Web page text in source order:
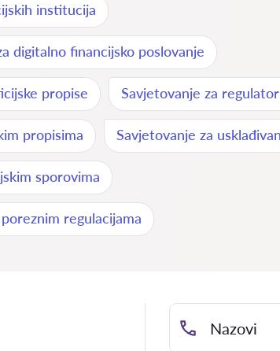
institucija
digitalno financijsko poslovanje
propise Savjetovanje za
propisima Savjetovanje za
sporovima
regulacijama
Nazovi